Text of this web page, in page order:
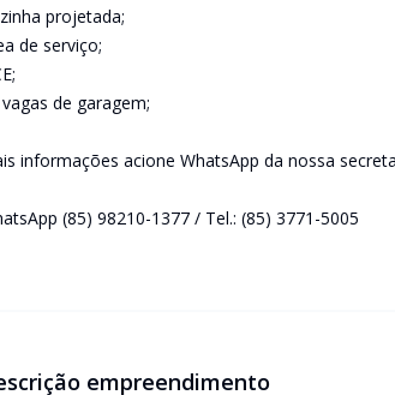
projetada;
de serviço;
de garagem;
informações acione WhatsApp da nossa
(85) 98210-1377 / Tel.: (85) 3771-5005
empreendimento